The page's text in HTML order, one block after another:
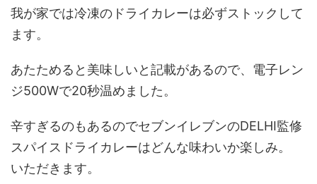
我が家では冷凍のドライカレーは必ずストックして
ます。
あたためると美味しいと記載があるので、電子レン
ジ500Wで20秒温めました。
辛すぎるのもあるのでセブンイレブンのDELHI監修
スパイスドライカレーはどんな味わいか楽しみ。
いただきます。